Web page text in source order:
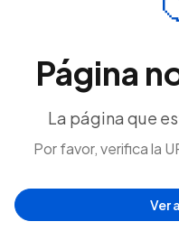
Página
La página que
Por favor, verifica la
Ver